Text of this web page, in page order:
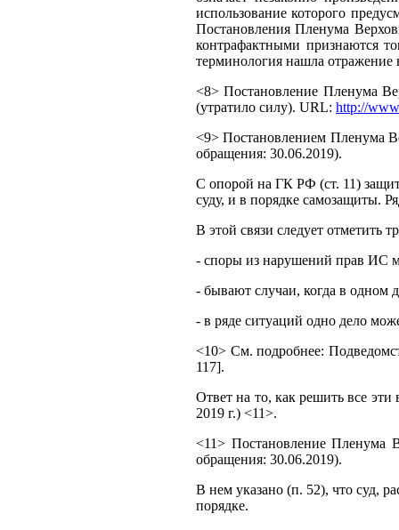
использование которого
Постановления Пленума
контрафактными признаются
терминология нашла
<8> Постановление Пленума
(утратило силу). URL: http://
<9> Постановлением Пленума
обращения: 30.06.2019).
С опорой на ГК РФ (ст. 11)
суду, и в порядке самозащиты.
В этой связи следует отметить
- споры из нарушений прав ИС
- бывают случаи, когда в одном
- в ряде ситуаций одно дело
<10> См. подробнее:
117].
Ответ на то, как решить все
2019 г.) <11>.
<11> Постановление Пленума
обращения: 30.06.2019).
В нем указано (п. 52), что суд,
порядке.